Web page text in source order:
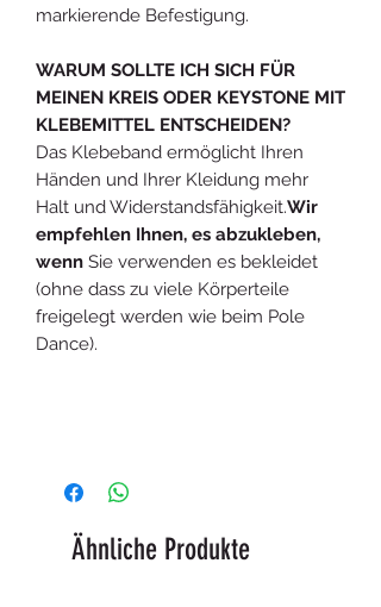
markierende Befestigung.
WARUM SOLLTE ICH SICH FÜR
MEINEN KREIS ODER KEYSTONE MIT
KLEBEMITTEL ENTSCHEIDEN?
Das Klebeband ermöglicht Ihren
Händen und Ihrer Kleidung mehr
Halt und Widerstandsfähigkeit.Wir
empfehlen Ihnen, es abzukleben,
wenn Sie verwenden es bekleidet
(ohne dass zu viele Körperteile
freigelegt werden wie beim Pole
Dance).
Ähnliche Produkte